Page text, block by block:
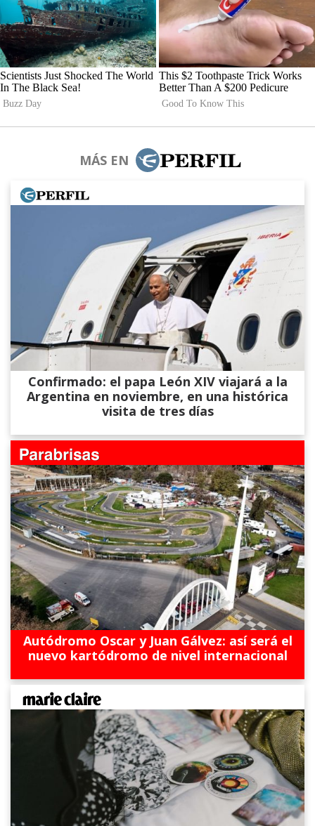
MÁS EN
Confirmado: el papa León XIV viajará a la
Argentina en noviembre, en una histórica
visita de tres días
Autódromo Oscar y Juan Gálvez: así será el
nuevo kartódromo de nivel internacional